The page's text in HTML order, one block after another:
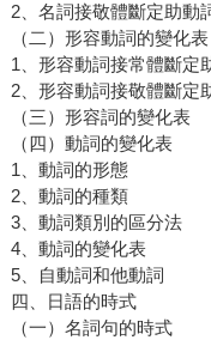
2、名詞接敬體斷定助動
（二）形容動詞的變化表
1、形容動詞接常體斷定
2、形容動詞接敬體斷定
（三）形容詞的變化表
（四）動詞的變化表
1、動詞的形態
2、動詞的種類
3、動詞類別的區分法
4、動詞的變化表
5、自動詞和他動詞
四、日語的時式
（一）名詞句的時式